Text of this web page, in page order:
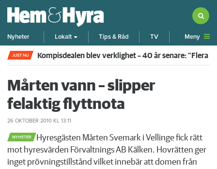
Nyheter Lokalt Tips & Råd TV Meny
JUST NU Rökte inomhus och övergav lägenheten – nu kräver
Mårten vann – slipper
felaktig flyttnota
26 OKTOBER 2010 KL 13:11
NYHETER
​Hyresgästen Mårten Svemark i Vellinge fick rätt
mot hyresvärden Förvaltnings AB Kälken. Hovrätten ger
inget prövningstillstånd vilket innebär att domen från